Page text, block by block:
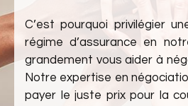
C’est pourquoi privilégier
régime d’assurance en
grandement vous aider à
Notre expertise en
payer le juste prix pour la